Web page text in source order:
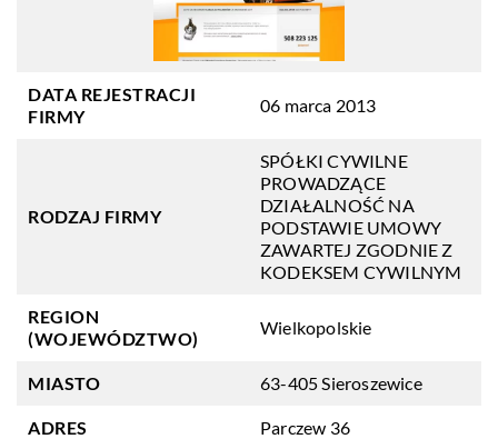
DATA REJESTRACJI
FIRMY
06 marca 2013
RODZAJ FIRMY
SPÓŁKI CYWILNE
PROWADZĄCE
DZIAŁALNOŚĆ NA
PODSTAWIE UMOWY
ZAWARTEJ ZGODNIE Z
KODEKSEM CYWILNYM
REGION
(WOJEWÓDZTWO)
Wielkopolskie
MIASTO 63-405 Sieroszewice
ADRES Parczew 36